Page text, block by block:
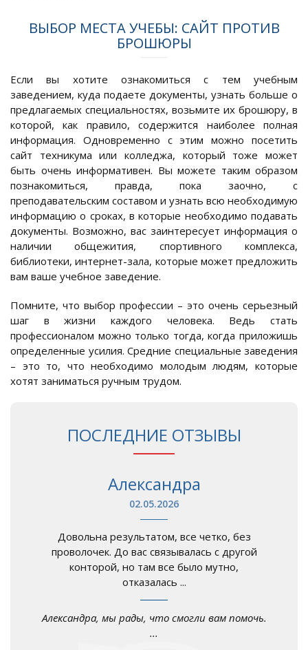
ВЫБОР МЕСТА УЧЕБЫ: САЙТ ПРОТИВ
БРОШЮРЫ
Если вы хотите ознакомиться с тем учебным
заведением, куда подаете документы, узнать больше о
предлагаемых специальностях, возьмите их брошюру, в
которой, как правило, содержится наиболее полная
информация. Одновременно с этим можно посетить
сайт техникума или колледжа, который тоже может
быть очень информативен. Вы можете таким образом
познакомиться, правда, пока заочно, с
преподавательским составом и узнать всю необходимую
информацию о сроках, в которые необходимо подавать
документы. Возможно, вас заинтересует информация о
наличии общежития, спортивного комплекса,
библиотеки, интернет-зала, которые может предложить
вам ваше учебное заведение.
Помните, что выбор профессии – это очень серьезный
шаг в жизни каждого человека. Ведь стать
профессионалом можно только тогда, когда приложишь
определенные усилия. Средние специальные заведения
– это то, что необходимо молодым людям, которые
хотят заниматься ручным трудом.
ПОСЛЕДНИЕ ОТЗЫВЫ
Александра
02.05.2026
Довольна результатом, все четко, без
проволочек. До вас связывалась с другой
конторой, но там все было мутно,
отказалась ...
Александра, мы рады, что смогли вам помочь.
...